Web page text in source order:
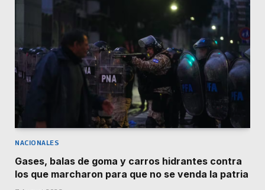
NACIONALES
Gases, balas de goma y carros hidrantes contra
los que marcharon para que no se venda la patria